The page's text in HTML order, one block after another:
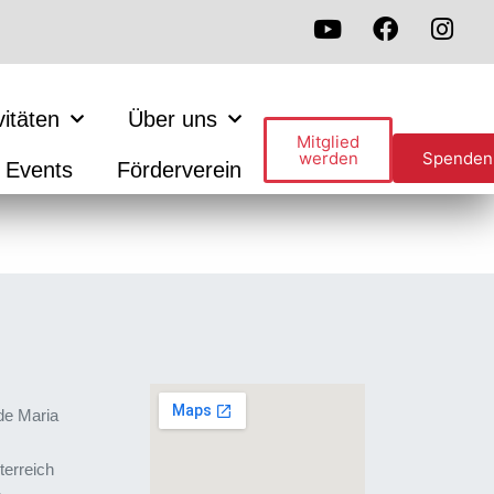
Über uns
Events Förderverein
Mitglied
werden Spenden
Maria